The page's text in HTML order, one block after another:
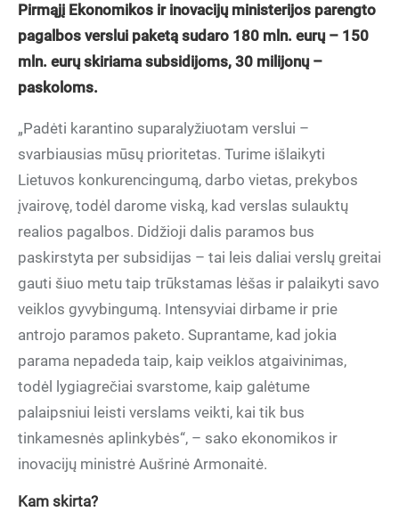
Pirmąjį Ekonomikos ir inovacijų ministerijos parengto
pagalbos verslui paketą sudaro 180 mln. eurų – 150
mln. eurų skiriama subsidijoms, 30 milijonų –
paskoloms.
„Padėti karantino suparalyžiuotam verslui –
svarbiausias mūsų prioritetas. Turime išlaikyti
Lietuvos konkurencingumą, darbo vietas, prekybos
įvairovę, todėl darome viską, kad verslas sulauktų
realios pagalbos. Didžioji dalis paramos bus
paskirstyta per subsidijas – tai leis daliai verslų greitai
gauti šiuo metu taip trūkstamas lėšas ir palaikyti savo
veiklos gyvybingumą. Intensyviai dirbame ir prie
antrojo paramos paketo. Suprantame, kad jokia
parama nepadeda taip, kaip veiklos atgaivinimas,
todėl lygiagrečiai svarstome, kaip galėtume
palaipsniui leisti verslams veikti, kai tik bus
tinkamesnės aplinkybės“, – sako ekonomikos ir
inovacijų ministrė Aušrinė Armonaitė.
Kam skirta?